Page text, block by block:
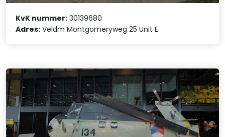
KvK nummer: 30139680
Adres: Veldm Montgomeryweg 25 Unit E